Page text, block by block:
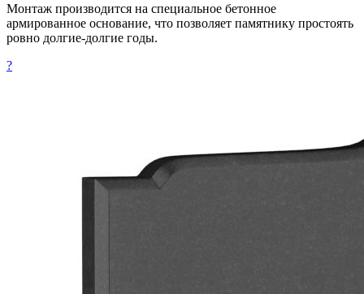
Монтаж производится на специальное бетонное
армированное основание, что позволяет памятнику простоять
ровно долгие-долгие годы.
?